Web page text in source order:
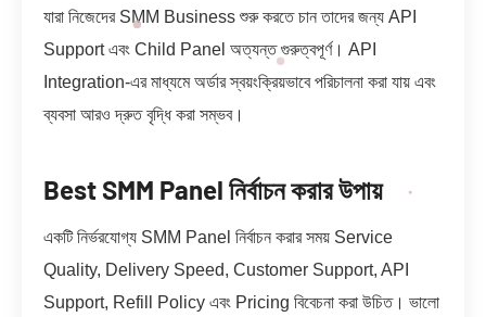
যারা নিজেদের SMM Business শুরু করতে চান তাদের জন্য API
Support এবং Child Panel অত্যন্ত গুরুত্বপূর্ণ। API
Integration-এর মাধ্যমে অর্ডার স্বয়ংক্রিয়ভাবে পরিচালনা করা যায় এবং
ব্যবসা আরও দ্রুত বৃদ্ধি করা সম্ভব।
Best SMM Panel নির্বাচন করার উপায়
একটি নির্ভরযোগ্য SMM Panel নির্বাচন করার সময় Service
Quality, Delivery Speed, Customer Support, API
Support, Refill Policy এবং Pricing বিবেচনা করা উচিত। ভালো